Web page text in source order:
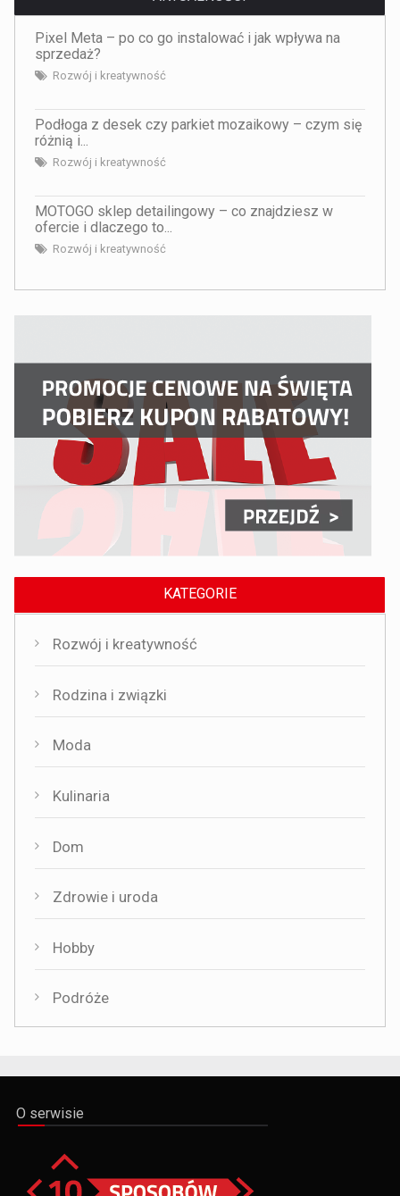
Pixel Meta – po co go instalować i jak wpływa na
sprzedaż?
Rozwój i kreatywność
Podłoga z desek czy parkiet mozaikowy – czym się
różnią i...
Rozwój i kreatywność
MOTOGO sklep detailingowy – co znajdziesz w
ofercie i dlaczego to...
Rozwój i kreatywność
KATEGORIE
Rozwój i kreatywność
Rodzina i związki
Moda
Kulinaria
Dom
Zdrowie i uroda
Hobby
Podróże
O serwisie